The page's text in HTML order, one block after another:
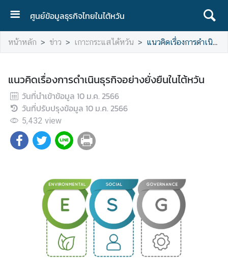
ศูนย์ข้อมูลธุรกิจไทยในไต้หวัน
ห
น้
ลั
ก
เ
กี่
ย
หน้าหลัก ข่าว เกาะกระแสไต้หวัน แนวคิดเรื่องการดำเนินธุรกิจอย่างยั่งยืนในไต้หวัน
แนวคิดเรื่องการดำเนินธุรกิจอย่างยั่งยืนในไต้หวัน
วันที่นำเข้าข้อมูล 10 ม.ค. 2566
วันที่ปรับปรุงข้อมูล 10 ม.ค. 2566
5,432 view